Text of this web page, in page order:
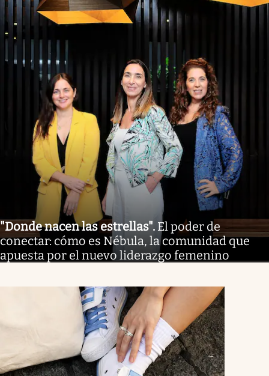
"Donde nacen las estrellas". El poder de
conectar: cómo es Nébula, la comunidad que
apuesta por el nuevo liderazgo femenino